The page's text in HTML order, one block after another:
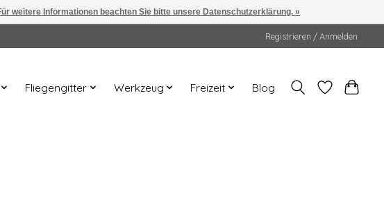
Registrieren / Anmelden
Fliegengitter Werkzeug Freizeit Blog
weitere Informationen beachten Sie bitte unsere Datenschutzerklärung. »